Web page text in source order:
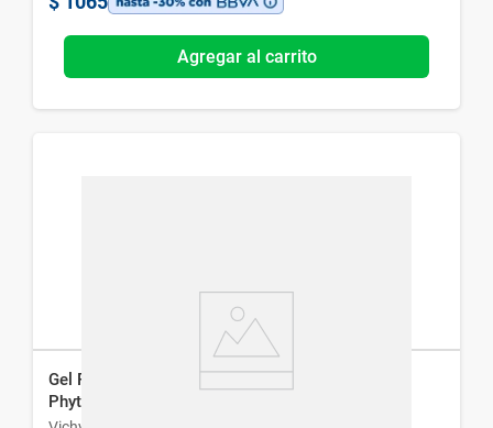
Agregar al carrito
Gel Purificante Intensivo Vichy Normaderm
Phytosolution x 400 ml